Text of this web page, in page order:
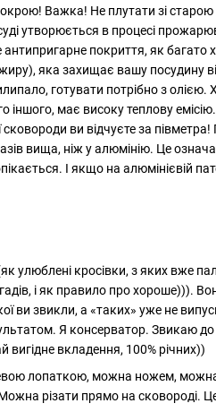
Важка! Не плутати зі
утворюється в процесі
покриття, як
яка захищає вашу посудину
готувати потрібно з олією.
має високу теплову
ви відчуєте за
вища, ніж у алюмінію. Це
І якщо на алюмінієвій
улюблені кросівки, з яких вже
і як правило про хороше))).
ви звикли, а «таких» уже не
Я консерватор. Звикаю
вкладення, 100% річних))
лопаткою, можна ножем,
Можна різати прямо на сковороді.